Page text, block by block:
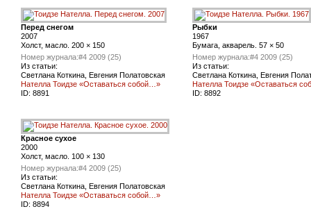
Перед снегом
2007
Холст, масло. 200 × 150
Номер журнала:#4 2009 (25)
Из статьи:
Светлана Коткина, Евгения Полатовская
Нателла Тоидзе «Оставаться собой…»
ID: 8891
Рыбки
1967
Бумага, акварель. 57 × 50
Номер журнала:#4 2009 (25)
Из статьи:
Светлана Коткина, Евгения
Нателла Тоидзе «Оставаться
ID: 8892
Красное сухое
2000
Холст, масло. 100 × 130
Номер журнала:#4 2009 (25)
Из статьи:
Светлана Коткина, Евгения Полатовская
Нателла Тоидзе «Оставаться собой…»
ID: 8894